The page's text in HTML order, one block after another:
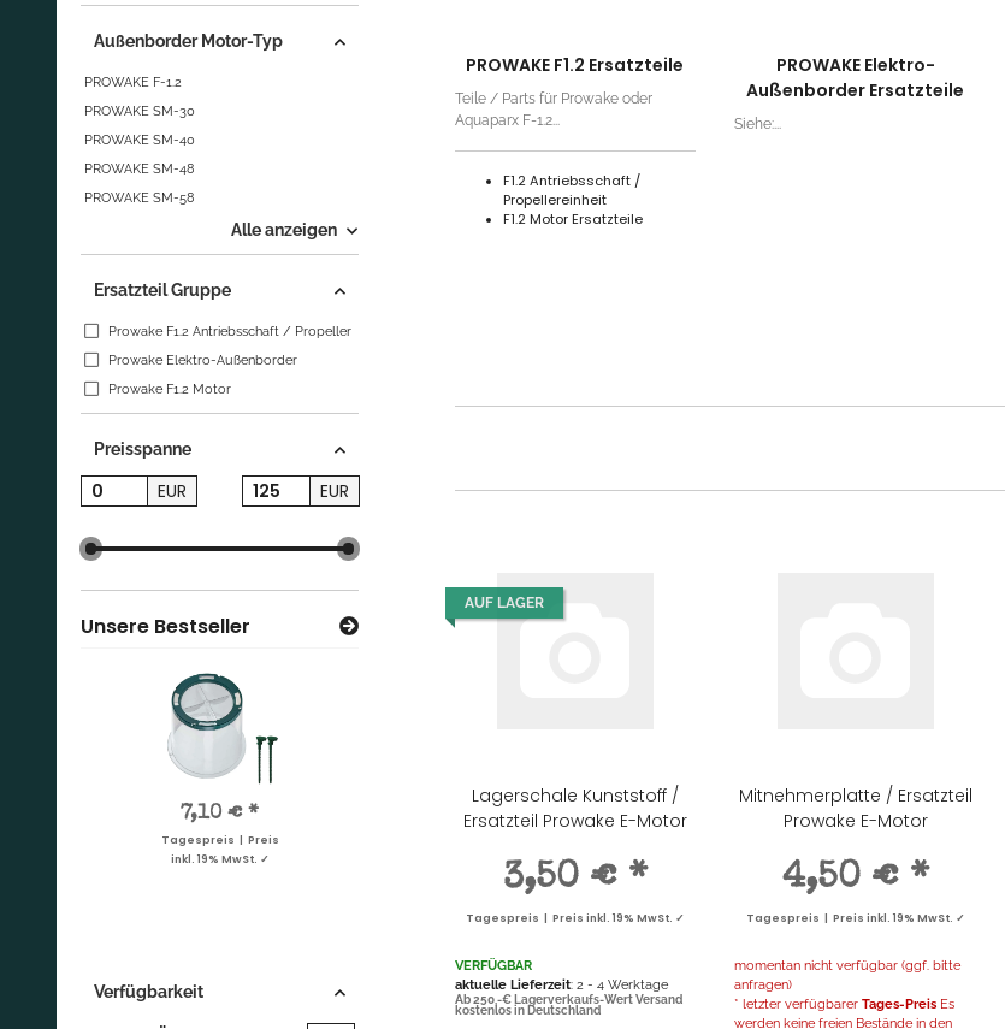
PROWAKE F1.2 Ersatzteile
Teile / Parts für Prowake oder
Aquaparx F-1.2...
F1.2 Antriebsschaft /
Propellereinheit
F1.2 Motor Ersatzteile
PROWAKE Elektro-
Außenborder Ersatzteile
Siehe:...
AUF LAGER
Lagerschale Kunststoff /
Ersatzteil Prowake E-Motor
3,50 € *
Tagespreis | Preis inkl. 19% MwSt. ✓
VERFÜGBAR
aktuelle Lieferzeit: 2 - 4 Werktage
Ab 250,-€ Lagerverkaufs-Wert Versand
kostenlos in Deutschland
Mitnehmerplatte / Ersatzteil
Prowake E-Motor
4,50 € *
Tagespreis | Preis inkl. 19% MwSt. ✓
momentan nicht verfügbar (ggf. bitte
anfragen)
* letzter verfügbarerTages-Preis Es
werden keine freien Bestände in den
Außenborder Motor-Typ
PROWAKE F-1.2
PROWAKE SM-30
PROWAKE SM-40
PROWAKE SM-48
PROWAKE SM-58
Alle anzeigen
Ersatzteil Gruppe
Prowake F1.2 Antriebsschaft / Propeller
Prowake Elektro-Außenborder
Prowake F1.2 Motor
Preisspanne
EUR EUR
Unsere Bestseller
7,10 € *
Tagespreis | Preis
inkl. 19% MwSt. ✓
0,14 €*
inkl. 19% MwSt. ✓
0,14 € pro 1
Stück
7,10 €
inkl. 19% MwSt. ✓
1,99 €*
inkl. 19% MwSt. ✓
Verfügbarkeit